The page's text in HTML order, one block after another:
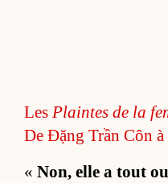
Les Plaintes de la
De Đặng Trần Côn
« Non, elle a tout